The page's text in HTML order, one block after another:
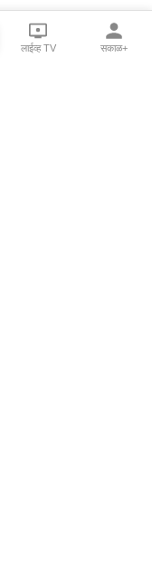
लाईव्ह TV सकाळ+